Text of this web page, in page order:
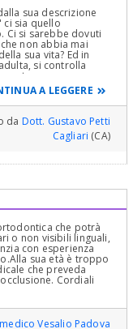
sua descrizione
ci sia quello
Ci si sarebbe dovuti
non abbia mai
sua vita? Ed in
si controlla
per
trattandosi tra
primi molari , il dente
vedo, ovviamente la
vada pianificato con
il
dopo avere
con l'ausilio della
incluso la prima
vestibolare o
varie tecniche,
Canini Inclusi, in un
e Patrizia Massaro
serve a niente). Una
che, se
unisce gli apici
all'esterno, è
Se l'angolazione
successive, il
alla fonte di
A LEGGERE
da Dott. Gustavo Petti
Cagliari (CA)
che potrà
o non visibili linguali,
con esperienza
sua età è troppo
che preveda
Cordiali
Vesalio Padova